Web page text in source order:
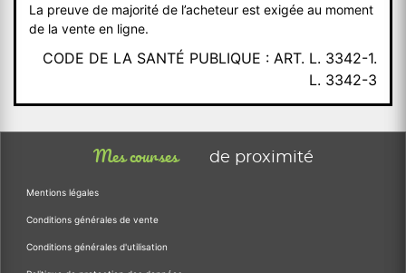
La preuve de majorité de l’acheteur est exigée au moment
de la vente en ligne.
CODE DE LA SANTÉ PUBLIQUE : ART. L. 3342-1.
L. 3342-3
Mes courses de proximité
Mentions légales
Conditions générales de vente
Conditions générales d'utilisation